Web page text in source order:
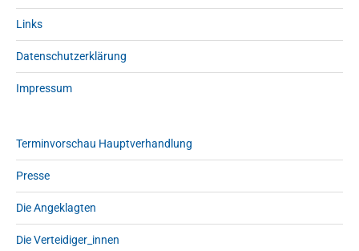
Links
Datenschutzerklärung
Impressum
Terminvorschau Hauptverhandlung
Presse
Die Angeklagten
Die Verteidiger_innen